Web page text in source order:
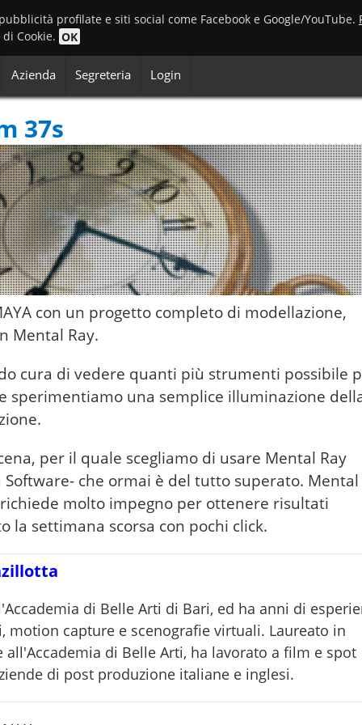
profilate e siti social come Facebook e Google/YouTube.
Cookie. OK
Azienda Segreteria Login
37s
con un progetto completo di modellazione,
Mental Ray.
cura di vedere quanti più strumenti possibile
sperimentiamo una semplice illuminazione
per il quale scegliamo di usare Mental Ray
che ormai è del tutto superato. Mental
molto impegno per ottenere risultati
settimana scorsa con pochi click.
di Belle Arti di Bari, ed ha anni di
motion capture e scenografie virtuali. Laureato in
di Belle Arti, ha lavorato a film e spot
di post produzione italiane e inglesi.